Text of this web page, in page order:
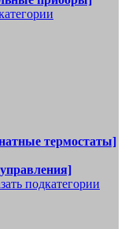
термостаты]
подкатегории